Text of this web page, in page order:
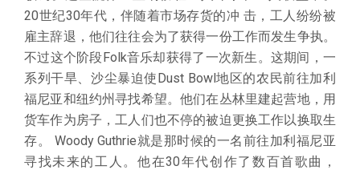
20世纪30年代，伴随着市场存货的冲 击，工人纷纷被
雇主辞退，他们往往会为了获得一份工作而发生争执。
不过这个阶段Folk音乐却获得了一次新生。这期间，一
系列干旱、沙尘暴迫使Dust Bowl地区的农民前往加利
福尼亚和纽约州寻找希望。他们在丛林里建起营地，用
货车作为房子，工人们也不停的被迫更换工作以换取生
存。 Woody Guthrie就是那时候的一名前往加利福尼亚
寻找未来的工人。他在30年代创作了数百首歌曲，